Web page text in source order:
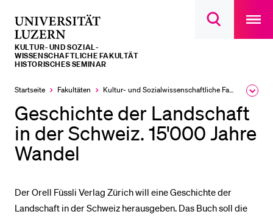
Suchdialog
main
KULTUR- UND SOZIAL­­­
WISSENSCHAFTLICHE FAKULTÄT
HISTORISCHES SEMINAR
Startseite Fakultäten Kultur- und Sozial­­wissenschaftliche Fakultät
Geschichte der Landschaft
in der Schweiz. 15'000 Jahre
Wandel
Der Orell Füssli Verlag Zürich will eine Geschichte der
Landschaft in der Schweiz herausgeben. Das Buch soll die
LETZTE SUCHEN
Sie haben noch keine Suche getätigt.
Schulklassen und Lehrpersonen
Studien­interessierte
Studierende
Mitarbeitende
Alumni